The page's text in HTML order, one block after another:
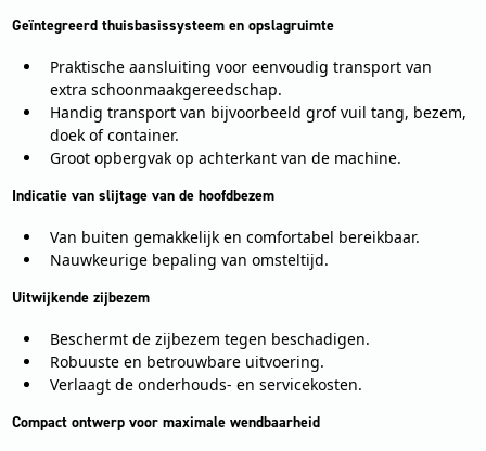
Geïntegreerd thuisbasissysteem en opslagruimte
Praktische aansluiting voor eenvoudig transport van
extra schoonmaakgereedschap.
Handig transport van bijvoorbeeld grof vuil tang, bezem,
doek of container.
Groot opbergvak op achterkant van de machine.
Indicatie van slijtage van de hoofdbezem
Van buiten gemakkelijk en comfortabel bereikbaar.
Nauwkeurige bepaling van omsteltijd.
Uitwijkende zijbezem
Beschermt de zijbezem tegen beschadigen.
Robuuste en betrouwbare uitvoering.
Verlaagt de onderhouds- en servicekosten.
Compact ontwerp voor maximale wendbaarheid